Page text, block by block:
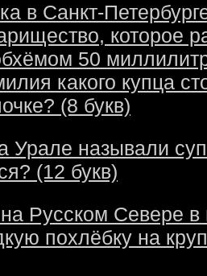
в Санкт-
которое
50
какого купца
(8 букв)
Урале называли
(12 букв)
Русском Севере в
похлёбку на